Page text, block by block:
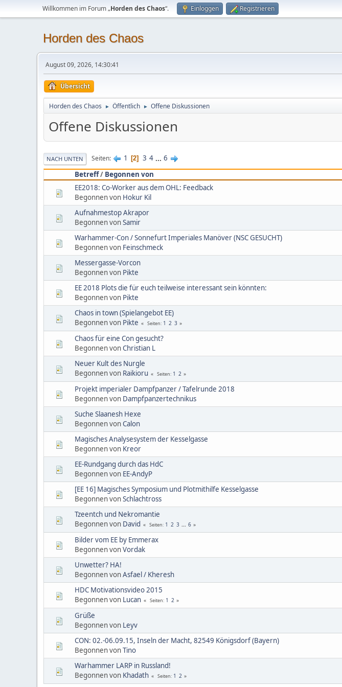
Willkommen im Forum „Horden des Chaos“. Einloggen Registrieren
Horden des Chaos
August 09, 2026, 14:30:41
Übersicht
Horden des Chaos ► Öffentlich ► Offene Diskussionen
Offene Diskussionen
NACH UNTEN Seiten 1 2 3 4 ... 6
Betreff/ Begonnen von
EE2018: Co-Worker aus dem OHL: Feedback
Begonnen von Hokur Kil
Aufnahmestop Akrapor
Begonnen vonSamir
Warhammer-Con / Sonnefurt Imperiales Manöver (NSC GESUCHT)
Begonnen von Feinschmeck
Messergasse-Vorcon
Begonnen von Pikte
EE 2018 Plots die für euch teilweise interessant sein könnten:
Begonnen von Pikte
Chaos in town (Spielangebot EE)
Begonnen von Pikte Seiten 1 2 3
Chaos für eine Con gesucht?
Begonnen vonChristian L
Neuer Kult des Nurgle
Begonnen von Raikioru Seiten 1 2
Projekt imperialer Dampfpanzer / Tafelrunde 2018
Begonnen von Dampfpanzertechnikus
Suche Slaanesh Hexe
Begonnen vonCalon
Magisches Analysesystem der Kesselgasse
Begonnen von Kreor
EE-Rundgang durch das HdC
Begonnen von EE-AndyP
[EE 16] Magisches Symposium und Plotmithilfe Kesselgasse
Begonnen vonSchlachtross
Tzeentch und Nekromantie
Begonnen von David Seiten 1 2 3 ... 6
Bilder vom EE by Emmerax
Begonnen vonVordak
Unwetter? HA!
Begonnen vonAsfael / Kheresh
HDC Motivationsvideo 2015
Begonnen von Lucan Seiten 1 2
Grüße
Begonnen von Leyv
CON: 02.-06.09.15, Inseln der Macht, 82549 Königsdorf (Bayern)
Begonnen vonTino
Warhammer LARP in Russland!
Begonnen von Khadath Seiten 1 2